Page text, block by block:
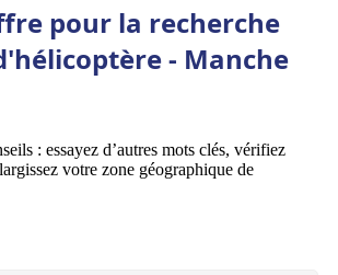
pour la recherche
- Manche
: essayez d’autres mots clés, vérifiez
votre zone géographique de